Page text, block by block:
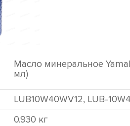
Масло минеральное
мл)
LUB10W40WV12, LUB-
0.930 кг